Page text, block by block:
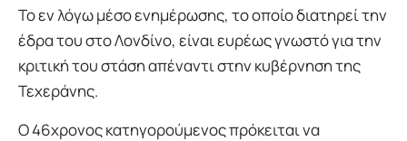
Το εν λόγω μέσο ενημέρωσης, το οποίο διατηρεί την
έδρα του στο Λονδίνο, είναι ευρέως γνωστό για την
κριτική του στάση απέναντι στην κυβέρνηση της
Τεχεράνης.
Ο 46χρονος κατηγορούμενος πρόκειται να